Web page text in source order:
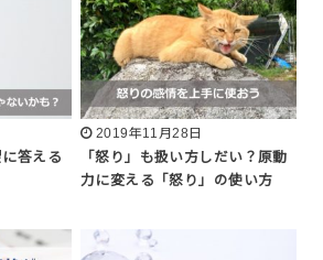
答える
2019年11月28日
「怒り」も扱い方しだい？原動
力に変える「怒り」の使い方